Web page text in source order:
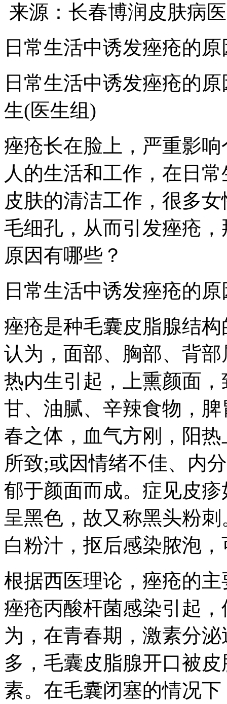
来源：长春博润皮肤病
日常生活中诱发痤疮的
日常生活中诱发痤疮的
生(医生组)
痤疮长在脸上，严重影
人的生活和工作，在日
皮肤的清洁工作，很多
毛细孔，从而引发痤疮
原因有哪些？
日常生活中诱发痤疮的
痤疮是种毛囊皮脂腺结
认为，面部、胸部、背
热内生引起，上熏颜面
甘、油腻、辛辣食物，
春之体，血气方刚，阳
所致;或因情绪不佳、内
郁于颜面而成。症见皮
呈黑色，故又称黑头粉
白粉汁，抠后感染脓泡
根据西医理论，痤疮的
痤疮丙酸杆菌感染引起
为，在青春期，激素分
多，毛囊皮脂腺开口被
素。在毛囊闭塞的情况